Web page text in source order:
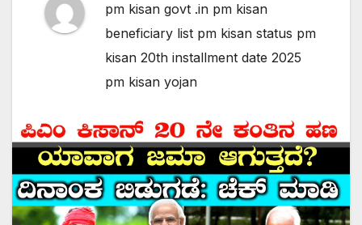
pm kisan govt .in pm kisan
beneficiary list pm kisan status pm
kisan 20th installment date 2025
pm kisan yojan